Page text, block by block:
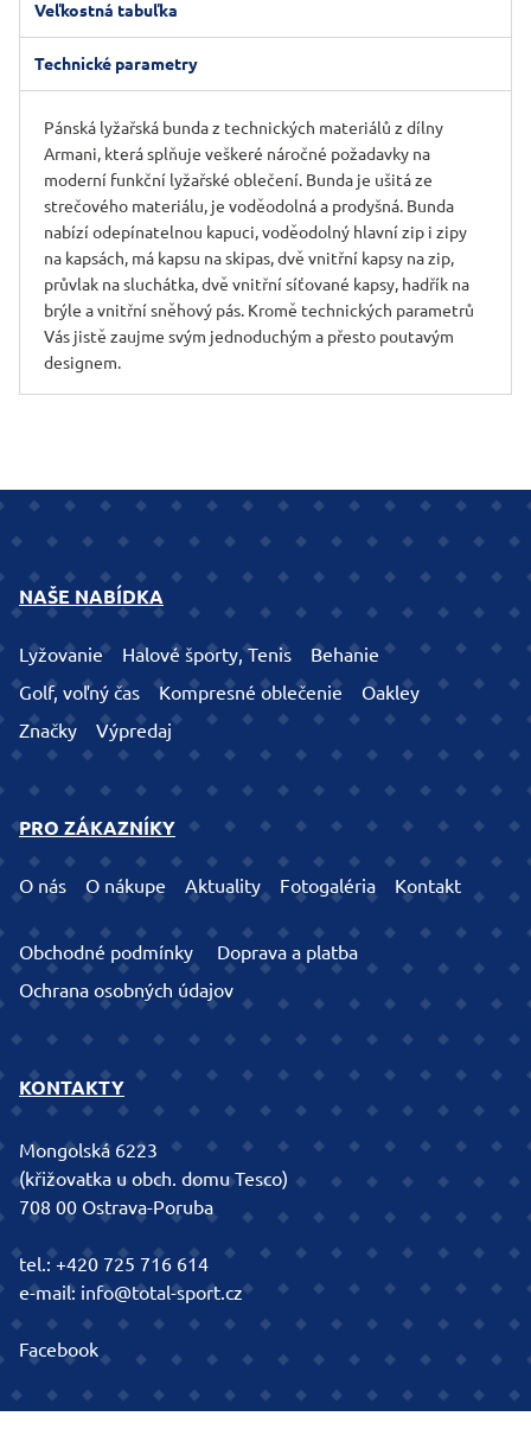
Veľkostná tabuľka
Technické parametry
Pánská lyžařská bunda z technických materiálů z dílny
Armani, která splňuje veškeré náročné požadavky na
moderní funkční lyžařské oblečení. Bunda je ušitá ze
strečového materiálu, je voděodolná a prodyšná. Bunda
nabízí odepínatelnou kapuci, voděodolný hlavní zip i zipy
na kapsách, má kapsu na skipas, dvě vnitřní kapsy na zip,
průvlak na sluchátka, dvě vnitřní síťované kapsy, hadřík na
brýle a vnitřní sněhový pás. Kromě technických parametrů
Vás jistě zaujme svým jednoduchým a přesto poutavým
designem.
NAŠE NABÍDKA
Lyžovanie Halové športy, Tenis
Behanie
Golf, voľný čas
Kompresné oblečenie
Oakley
Značky
Výpredaj
PRO ZÁKAZNÍKY
O nás O nákupe Aktuality Fotogaléria Kontakt
Obchodné podmínky
Doprava a platba
Ochrana osobných údajov
KONTAKTY
Mongolská 6223
(křižovatka u obch. domu Tesco)
708 00 Ostrava-Poruba
tel.: +420 725 716 614
e-mail: info@total-sport.cz
Facebook